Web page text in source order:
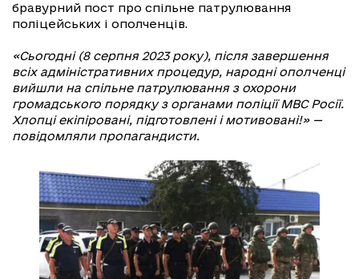
бравурний пост про спільне патрулювання
поліцейських і ополченців.
«Сьогодні (8 серпня 2023 року), після завершення
всіх адміністративних процедур, народні ополченці
вийшли на спільне патрулювання з охорони
громадського порядку з органами поліції МВС Росії.
Хлопці екіпіровані, підготовлені і мотивовані!» —
повідомляли пропагандисти.